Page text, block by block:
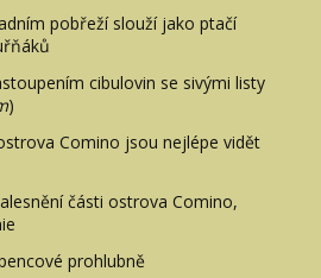
pobřeží slouží jako ptačí
cibulovin se sivými listy
)
Comino jsou nejlépe vidět
části ostrova Comino,
prohlubně